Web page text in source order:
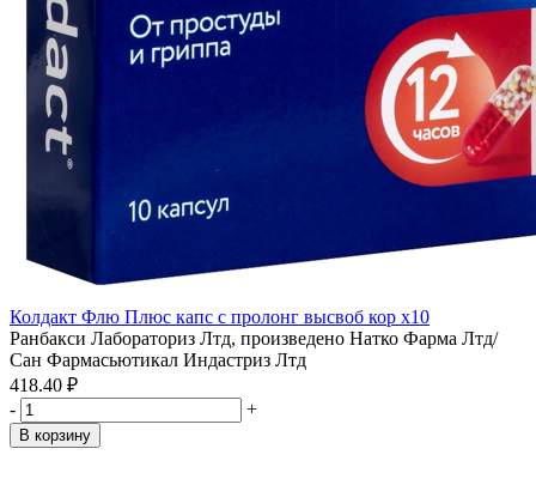
Колдакт Флю Плюс капс с пролонг высвоб кор x10
Ранбакси Лабораториз Лтд, произведено Натко Фарма Лтд/
Сан Фармасьютикал Индастриз Лтд
418.40 ₽
-
+
В корзину